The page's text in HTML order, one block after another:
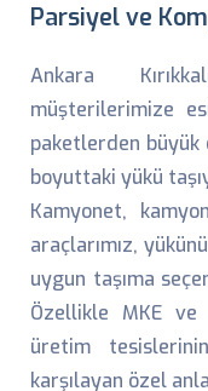
Parsiyel ve
Ankara
müşterilerimize
paketlerden
boyuttaki yükü
Kamyonet,
araçlarımız,
uygun taşıma
Özellikle MKE
üretim
karşılayan özel